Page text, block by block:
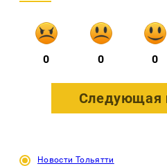
0 0 0
Следующая
Новости Тольятти